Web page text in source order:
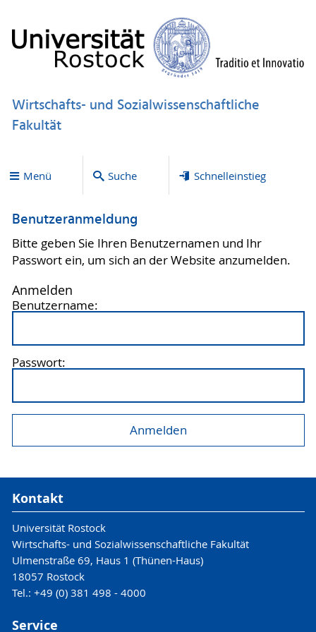
Wirtschafts- und Sozialwissenschaftliche
Fakultät
Menü Suche Schnelleinstieg
Benutzeranmeldung
Bitte geben Sie Ihren Benutzernamen und Ihr
Passwort ein, um sich an der Website anzumelden.
Anmelden
Benutzername:
Passwort:
Kontakt
Universität Rostock
Wirtschafts- und Sozialwissenschaftliche Fakultät
Ulmenstraße 69, Haus 1 (Thünen-Haus)
18057 Rostock
Tel.: +49 (0) 381 498 - 4000
Service